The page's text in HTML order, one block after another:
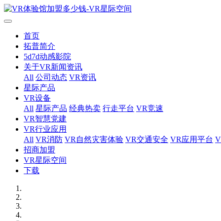
首页
拓普简介
5d7d动感影院
关于VR新闻资讯
All 公司动态 VR资讯
星际产品
VR设备
All 星际产品 经典热卖 行走平台 VR竞速
VR智慧党建
VR行业应用
All VR消防 VR自然灾害体验 VR交通安全 VR应用平台
招商加盟
VR星际空间
下载